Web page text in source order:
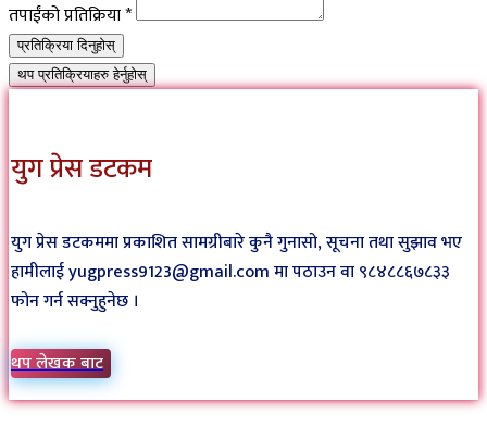
तपाईंको प्रतिक्रिया*
प्रतिक्रिया दिनुहोस्
थप प्रतिक्रियाहरु हेर्नुहोस्
युग प्रेस डटकम
युग प्रेस डटकममा प्रकाशित सामग्रीबारे कुनै गुनासो, सूचना तथा सुझाव भए
हामीलाई yugpress9123@gmail.com मा पठाउन वा ९८४८८६७८३३
फोन गर्न सक्नुहुनेछ ।
थप लेखक बाट